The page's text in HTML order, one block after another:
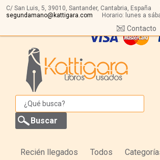
C/ San Luis, 5, 39010, Santander, Cantabria, España
segundamano@kattigara.com
Horario: lunes a
Contacto
Recién llegados Todos